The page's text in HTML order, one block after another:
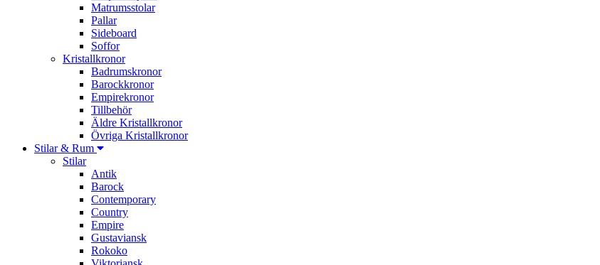
Matrumsstolar
Pallar
Sideboard
Soffor
Kristallkronor
Badrumskronor
Barockkronor
Empirekronor
Tillbehör
Äldre Kristallkronor
Övriga Kristallkronor
Stilar & Rum
Stilar
Antik
Barock
Contemporary
Country
Empire
Gustaviansk
Rokoko